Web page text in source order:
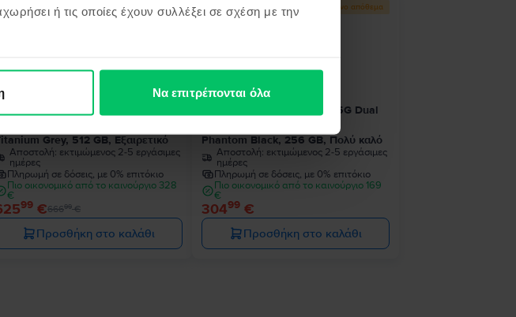
ή τις οποίες έχουν συλλέξει σε σχέση με την
Να επιτρέπονται όλα
€
Samsung Galaxy S24 Ultra 5G Dual
Grey, 512 GB, Εξαιρετικό
Αποστολή: εκτιμώμενος 2-5 εργάσιμες
ημέρες
Πληρωμή σε δόσεις, με 0% επιτόκιο
Πιο οικονομικό από το καινούργιο 328
€
99 €66699€
Προσθήκη στο καλάθι
Περιορισμένο απόθεμα
Samsung Galaxy S22 Plus 5G Dual
Phantom Black, 256 GB, Πολύ καλό
Αποστολή: εκτιμώμενος 2-5 εργάσιμες
ημέρες
Πληρωμή σε δόσεις, με 0% επιτόκιο
Πιο οικονομικό από το καινούργιο 169
€
30499 €
Προσθήκη στο καλάθι